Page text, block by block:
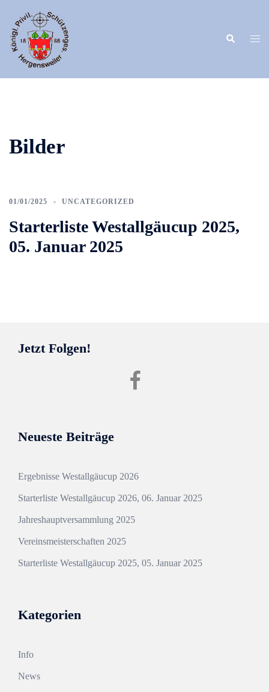
Inhalt
springen
Suche
Bilder
01/01/2025 UNCATEGORIZED
Starterliste Westallgäucup 2025,
05. Januar 2025
Jetzt Folgen!
Facebook
SvHgw
Neueste Beiträge
Ergebnisse Westallgäucup 2026
Starterliste Westallgäucup 2026, 06. Januar 2025
Jahreshauptversammlung 2025
Vereinsmeisterschaften 2025
Starterliste Westallgäucup 2025, 05. Januar 2025
Kategorien
Info
News